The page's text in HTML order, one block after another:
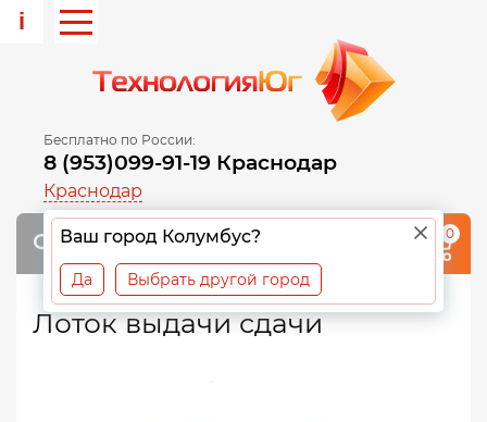
i
Бесплатно по России:
8 (953)099-91-19 Краснодар
Краснодар
Ваш город Колумбус?
Да Выбрать другой город
0
Лоток выдачи сдачи